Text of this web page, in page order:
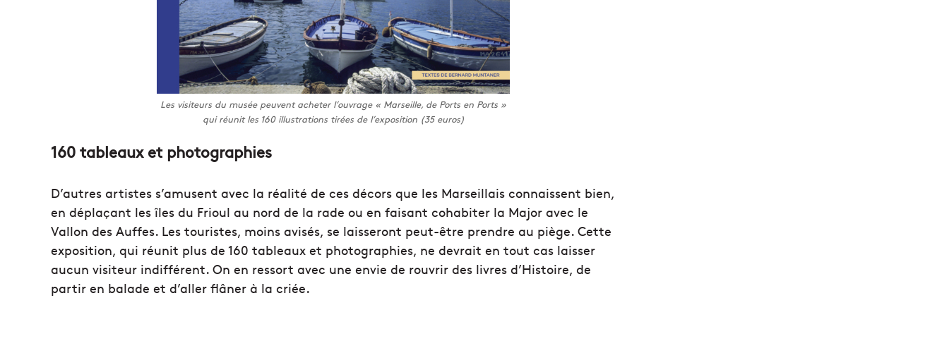
Les visiteurs du musée peuvent acheter l’ouvrage « Marseille, de Ports en Ports »
qui réunit les 160 illustrations tirées de l’exposition (35 euros)
160 tableaux et photographies
D’autres artistes s’amusent avec la réalité de ces décors que les Marseillais connaissent bien,
en déplaçant les îles du Frioul au nord de la rade ou en faisant cohabiter la Major avec le
Vallon des Auffes. Les touristes, moins avisés, se laisseront peut-être prendre au piège. Cette
exposition, qui réunit plus de 160 tableaux et photographies, ne devrait en tout cas laisser
aucun visiteur indifférent. On en ressort avec une envie de rouvrir des livres d’Histoire, de
partir en balade et d’aller flâner à la criée.